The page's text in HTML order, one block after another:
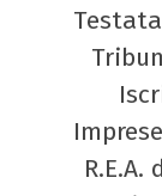
R.E.A.